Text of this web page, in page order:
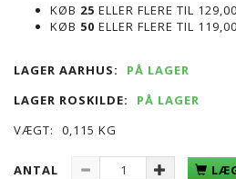
KØB 25 ELLER FLERE TIL
KØB 50 ELLER FLERE TIL
LAGER AARHUS:
PÅ LAGER
LAGER ROSKILDE:
PÅ LAGER
VÆGT:
0,115 KG
ANTAL